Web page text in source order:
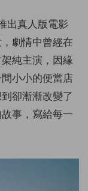
出真人版電影
劇情中曾經在
純主演，因緣
小小的便當店
卻漸漸改變了
事，寫給每一